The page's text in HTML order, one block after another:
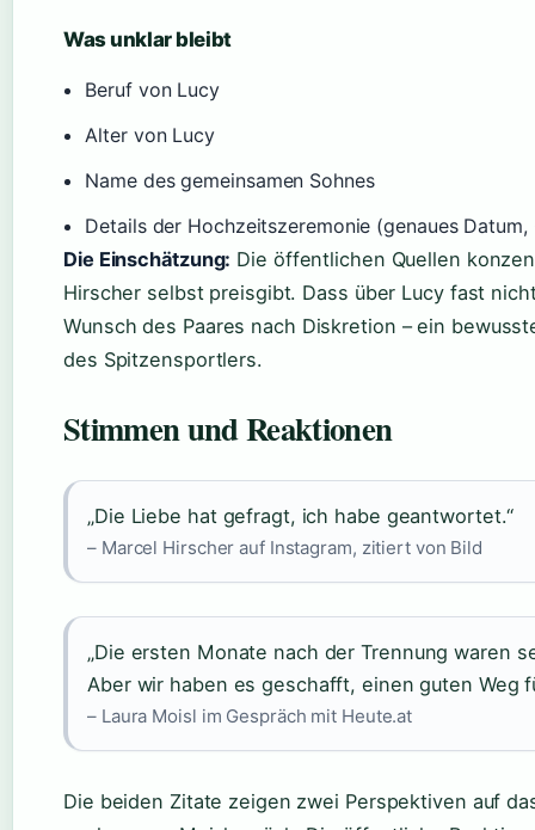
Was unklar bleibt
Beruf von Lucy
Alter von Lucy
Name des gemeinsamen Sohnes
Details der Hochzeitszeremonie (genaues Datum,
Die Einschätzung: Die öffentlichen Quellen
Hirscher selbst preisgibt. Dass über Lucy fast
Wunsch des Paares nach Diskretion – ein
des Spitzensportlers.
Stimmen und Reaktionen
„Die Liebe hat gefragt, ich habe geantwortet.“
– Marcel Hirscher auf Instagram, zitiert von Bild
„Die ersten Monate nach der Trennung waren
Aber wir haben es geschafft, einen guten Weg
– Laura Moisl im Gespräch mit Heute.at
Die beiden Zitate zeigen zwei Perspektiven auf